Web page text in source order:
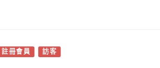
註冊會員 訪客